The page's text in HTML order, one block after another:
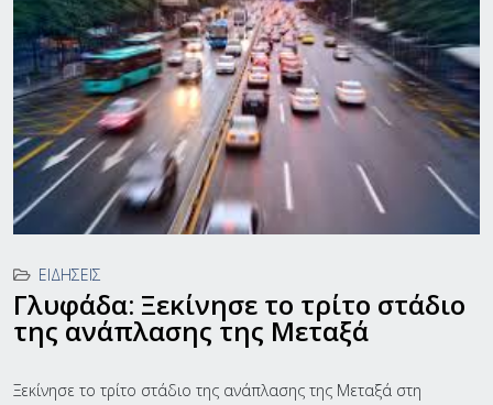
ΕΙΔΉΣΕΙΣ
Γλυφάδα: Ξεκίνησε το τρίτο στάδιο
της ανάπλασης της Μεταξά
Ξεκίνησε το τρίτο στάδιο της ανάπλασης της Μεταξά στη